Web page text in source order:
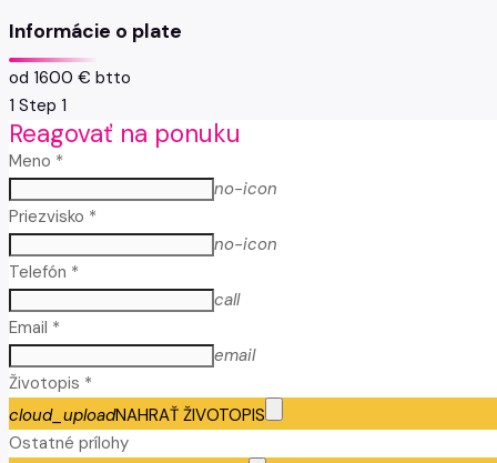
Informácie o plate
od 1600 € btto
1 Step 1
Reagovať na ponuku
Meno *
no-icon
Priezvisko *
no-icon
Telefón *
call
Email *
email
Životopis *
cloud_uploadNAHRAŤ ŽIVOTOPIS
Ostatné prílohy